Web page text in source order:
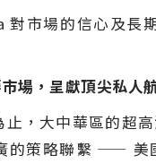
對市場的信心及長
場，呈獻頂尖私人
止，大中華區的超
的策略聯繫 —— 美